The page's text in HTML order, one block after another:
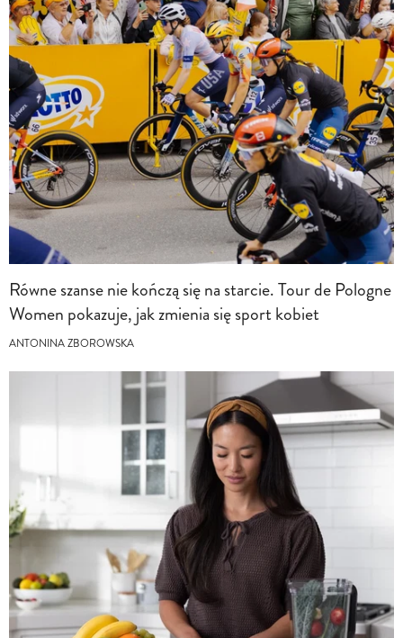
Równe szanse nie kończą się na starcie. Tour de Pologne
Women pokazuje, jak zmienia się sport kobiet
ANTONINA ZBOROWSKA